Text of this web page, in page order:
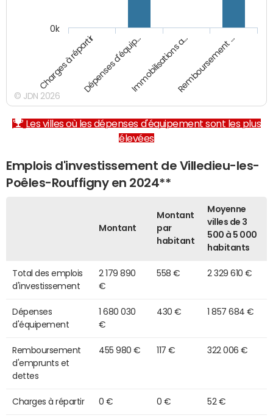
Charges à répartirDépenses d'équip…Immobilisations a…Remboursement …
0k
© JDN 2026
Les villes où les dépenses d'équipement sont les plus
élevées
Emplois d'investissement de Villedieu-les-
Poêles-Rouffigny en 2024**
Montant
Montant
par
habitant
Moyenne
villes de 3
500 à 5 000
habitants
Total des emplois
d'investissement
2 179 890
€
558 € 2 329 610 €
Dépenses
d'équipement
1 680 030
€
430 € 1 857 684 €
Remboursement
d'emprunts et
dettes
455 980 € 117 € 322 006 €
Charges à répartir 0 € 0 € 52 €